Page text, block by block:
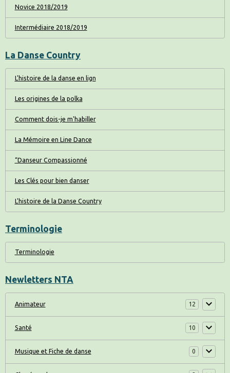
Novice 2018/2019
Intermédiaire 2018/2019
La Danse Country
L'histoire de la danse en lign
Les origines de la polka
Comment dois-je m'habiller
La Mémoire en Line Dance
“Danseur Compassionné
Les Clés pour bien danser
L'histoire de la Danse Country
Terminologie
Terminologie
Newletters NTA
Animateur 12
Santé 10
Musique et Fiche de danse 0